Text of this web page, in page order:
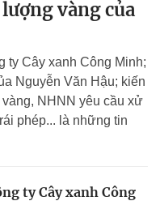
vàng của
ty Cây xanh Công Minh;
Nguyễn Văn Hậu; kiến
NHNN yêu cầu xử
phép... là những tin
ty Cây xanh Công